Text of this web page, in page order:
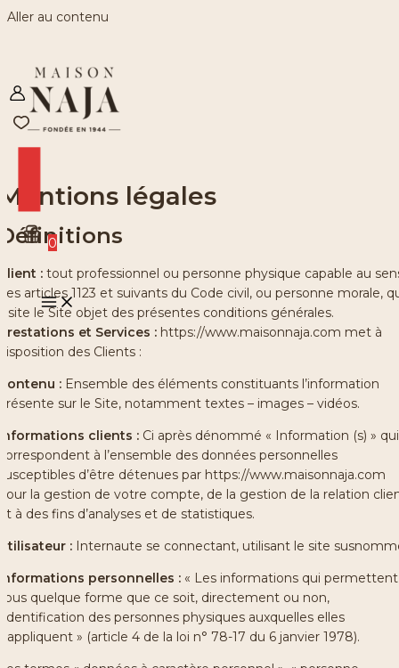
Aller au contenu
0
légales
: tout professionnel ou personne physique capable au
articles 1123 et suivants du Code civil, ou personne morale,
le Site objet des présentes conditions générales.
et Services : https://www.maisonnaja.com met à
des Clients :
: Ensemble des éléments constituants l’information
sur le Site, notamment textes – images – vidéos.
clients : Ci après dénommé « Information (s) » qui
à l’ensemble des données personnelles
d’être détenues par https://www.maisonnaja.com
la gestion de votre compte, de la gestion de la relation
à des fins d’analyses et de statistiques.
: Internaute se connectant, utilisant le site
personnelles : « Les informations qui
quelque forme que ce soit, directement ou non,
des personnes physiques auxquelles elles
» (article 4 de la loi n° 78-17 du 6 janvier 1978).